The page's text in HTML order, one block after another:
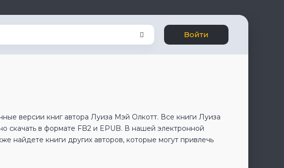
Войти
версии книг автора Луиза Мэй Олкотт. Все книги Луиза
скачать в формате FB2 и EPUB. В нашей электронной
найдете книги других авторов, которые могут привлечь